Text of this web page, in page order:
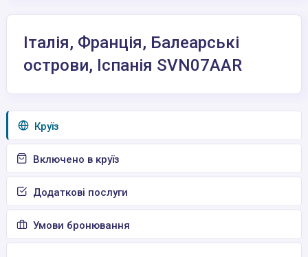
Італія, Франція, Балеарські
острови, Іспанія SVN07AAR
Круїз
Включено в круїз
Додаткові послуги
Умови бронювання